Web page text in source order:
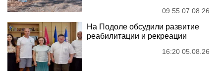
09:55 07.08.26
На Подоле обсудили развитие
реабилитации и рекреации
16:20 05.08.26